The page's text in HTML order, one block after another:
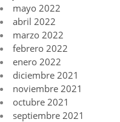
mayo 2022
abril 2022
marzo 2022
febrero 2022
enero 2022
diciembre 2021
noviembre 2021
octubre 2021
septiembre 2021